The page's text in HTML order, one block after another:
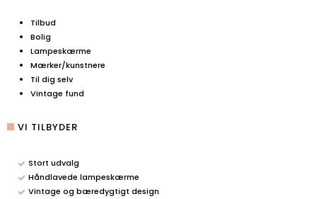
Tilbud
Bolig
Lampeskærme
Mærker/kunstnere
Til dig selv
Vintage fund
VI TILBYDER
Stort udvalg
Håndlavede lampeskærme
Vintage og bæredygtigt design